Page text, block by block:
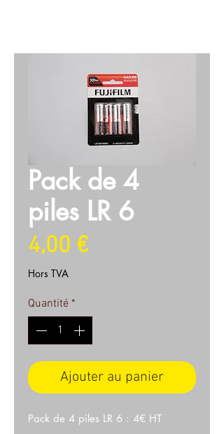
Pack de 4
piles LR 6
4,00 €Prix
Hors TVA
Quantité *
Ajouter au panier
Pack de 4 piles LR 6 : 4€ HT